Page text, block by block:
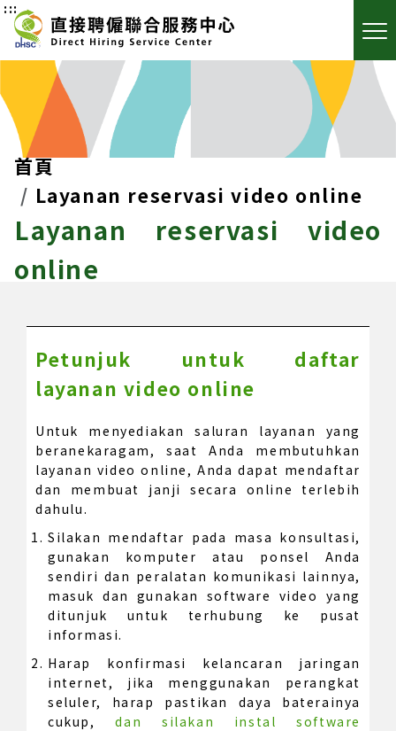
:::
首頁
Layanan reservasi video online
Layanan reservasi video
online
Petunjuk untuk daftar
layanan video online
Untuk menyediakan saluran layanan yang
beranekaragam, saat Anda membutuhkan
layanan video online, Anda dapat mendaftar
dan membuat janji secara online terlebih
dahulu.
Silakan mendaftar pada masa konsultasi,
gunakan komputer atau ponsel Anda
sendiri dan peralatan komunikasi lainnya,
masuk dan gunakan software video yang
ditunjuk untuk terhubung ke pusat
informasi.
Harap konfirmasi kelancaran jaringan
internet, jika menggunakan perangkat
seluler, harap pastikan daya baterainya
cukup,dan silakan instal software